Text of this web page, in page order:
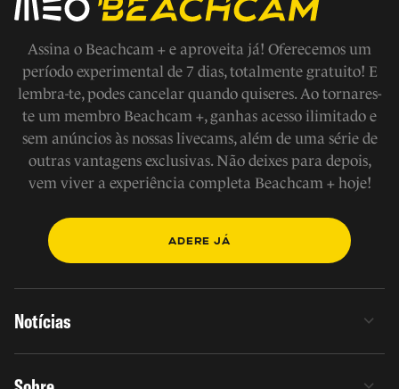
Assina o Beachcam + e aproveita já! Oferecemos um
período experimental de 7 dias, totalmente gratuito! E
lembra-te, podes cancelar quando quiseres. Ao tornares-
te um membro Beachcam +, ganhas acesso ilimitado e
sem anúncios às nossas livecams, além de uma série de
outras vantagens exclusivas. Não deixes para depois,
vem viver a experiência completa Beachcam + hoje!
ADERE JÁ
Notícias